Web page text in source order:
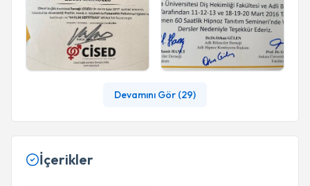
Devamını Gör (29)
İçerikler